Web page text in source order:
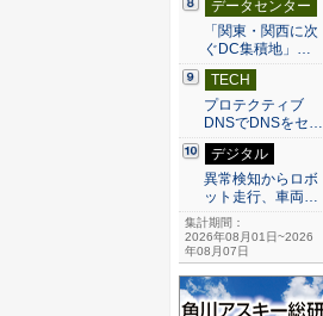
データセンター
「関東・関西に次
ぐDC集積地」…
TECH
プロテクティブ
DNSでDNSをセ…
デジタル
異常検知からロボ
ット走行、車両…
集計期間：
2026年08月01日~2026
年08月07日